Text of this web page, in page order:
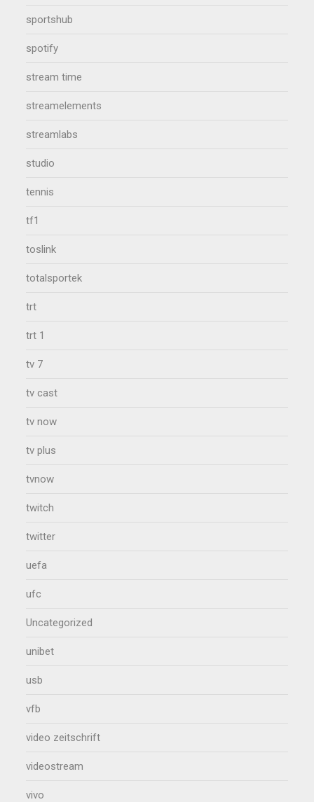
sportshub
spotify
stream time
streamelements
streamlabs
studio
tennis
tf1
toslink
totalsportek
trt
trt 1
tv 7
tv cast
tv now
tv plus
tvnow
twitch
twitter
uefa
ufc
Uncategorized
unibet
usb
vfb
video zeitschrift
videostream
vivo